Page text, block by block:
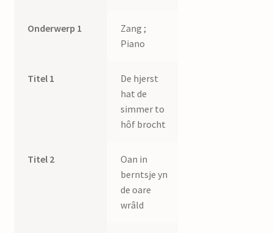
Onderwerp 1
Zang ;
Piano
Titel 1
De hjerst
hat de
simmer to
hôf brocht
Titel 2
Oan in
berntsje yn
de oare
wrâld